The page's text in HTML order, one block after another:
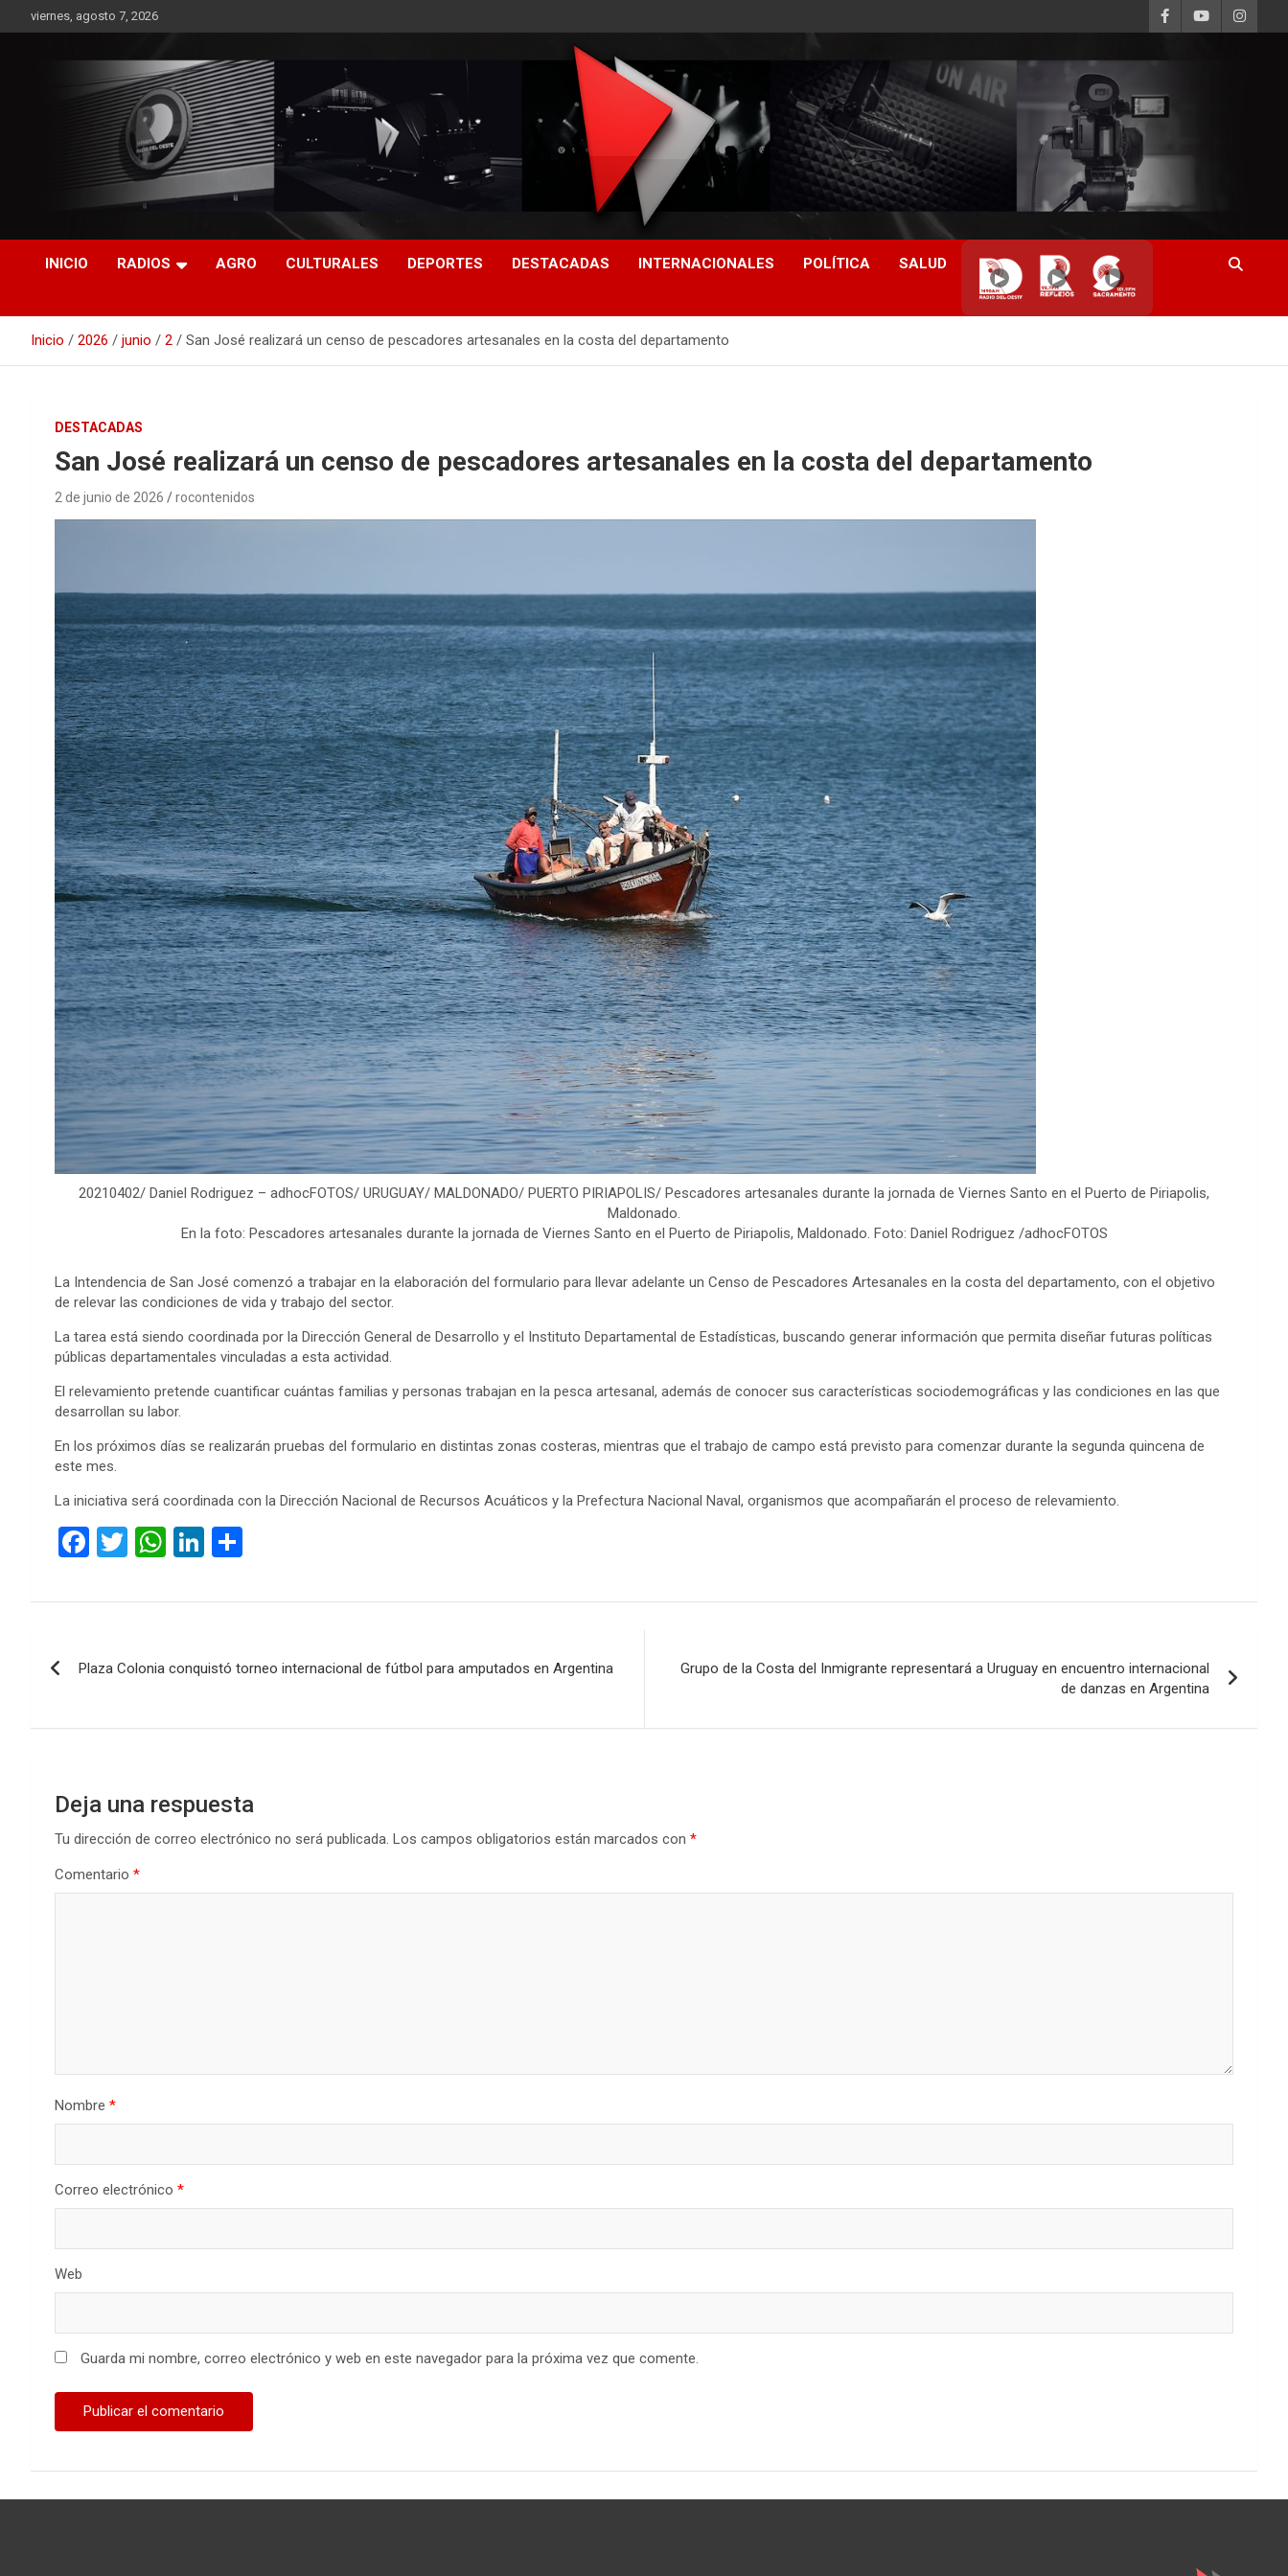
al
viernes, agosto 7, 2026
RO CONTENIDOS
INICIO RADIOS AGRO CULTURALES DEPORTES DESTACADAS INTERNACIONALES POLÍTICA SALUD
▶ ▶ ▶
Inicio 2026 junio 2 San José realizará un censo de pescadores artesanales en la costa del departamento
DESTACADAS
San José realizará un censo de pescadores artesanales en la costa del departamento
2 de junio de 2026 rocontenidos
20210402/ Daniel Rodriguez – adhocFOTOS/ URUGUAY/ MALDONADO/ PUERTO PIRIAPOLIS/ Pescadores artesanales durante la jornada de Viernes Santo en el Puerto de Piriapolis,
Maldonado.
En la foto: Pescadores artesanales durante la jornada de Viernes Santo en el Puerto de Piriapolis, Maldonado. Foto: Daniel Rodriguez /adhocFOTOS
La Intendencia de San José comenzó a trabajar en la elaboración del formulario para llevar adelante un Censo de Pescadores Artesanales en la costa del departamento, con el objetivo
de relevar las condiciones de vida y trabajo del sector.
La tarea está siendo coordinada por la Dirección General de Desarrollo y el Instituto Departamental de Estadísticas, buscando generar información que permita diseñar futuras políticas
públicas departamentales vinculadas a esta actividad.
El relevamiento pretende cuantificar cuántas familias y personas trabajan en la pesca artesanal, además de conocer sus características sociodemográficas y las condiciones en las que
desarrollan su labor.
En los próximos días se realizarán pruebas del formulario en distintas zonas costeras, mientras que el trabajo de campo está previsto para comenzar durante la segunda quincena de
este mes.
La iniciativa será coordinada con la Dirección Nacional de Recursos Acuáticos y la Prefectura Nacional Naval, organismos que acompañarán el proceso de relevamiento.
F
ce
o
k
T
tt
W
at
A
p
Li
ke
n
m
ar
entradas
Plaza Colonia conquistó torneo internacional de fútbol para amputados en Argentina
Grupo de la Costa del Inmigrante representará a Uruguay en encuentro internacional
de danzas en Argentina
Deja una respuesta
Tu dirección de correo electrónico no será publicada. Los campos obligatorios están marcados con *
Comentario *
Nombre *
Correo electrónico *
Web
Guarda mi nombre, correo electrónico y web en este navegador para la próxima vez que comente.